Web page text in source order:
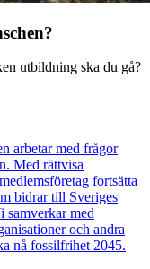
utbildning ska du gå?
arbetar med frågor
Med rättvisa
fortsätta
bidrar till Sveriges
samverkar med
och andra
nå fossilfrihet 2045.